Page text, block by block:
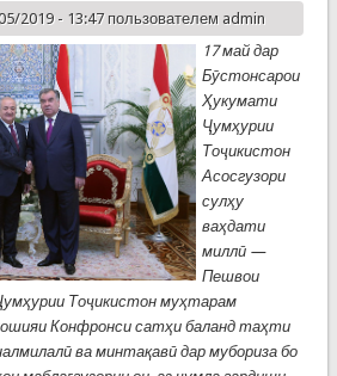
2019 - 13:47 пользователем admin
17 май дар
Бӯстонсарои
Ҳукумати
Ҷумҳурии
Тоҷикистон
Асосгузори
сулҳу
ваҳдати
миллӣ —
Пешвои
Тоҷикистон муҳтарам
Конфронси сатҳи баланд таҳти
ва минтақавӣ дар мубориза бо